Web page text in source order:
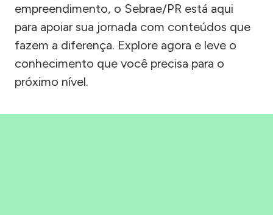
empreendimento, o Sebrae/PR está aqui
para apoiar sua jornada com conteúdos que
fazem a diferença. Explore agora e leve o
conhecimento que você precisa para o
próximo nível.